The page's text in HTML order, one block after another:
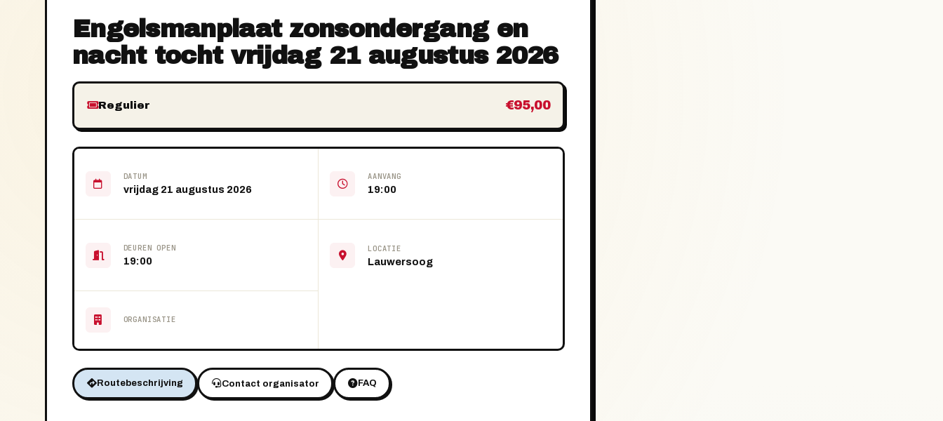
Engelsmanplaat zonsondergang en
nacht tocht vrijdag 21 augustus 2026
Regulier €95,00
DATUM
vrijdag 21 augustus 2026
AANVANG
19:00
DEUREN OPEN
19:00
LOCATIE
Lauwersoog
ORGANISATIE
Routebeschrijving Contact organisator FAQ